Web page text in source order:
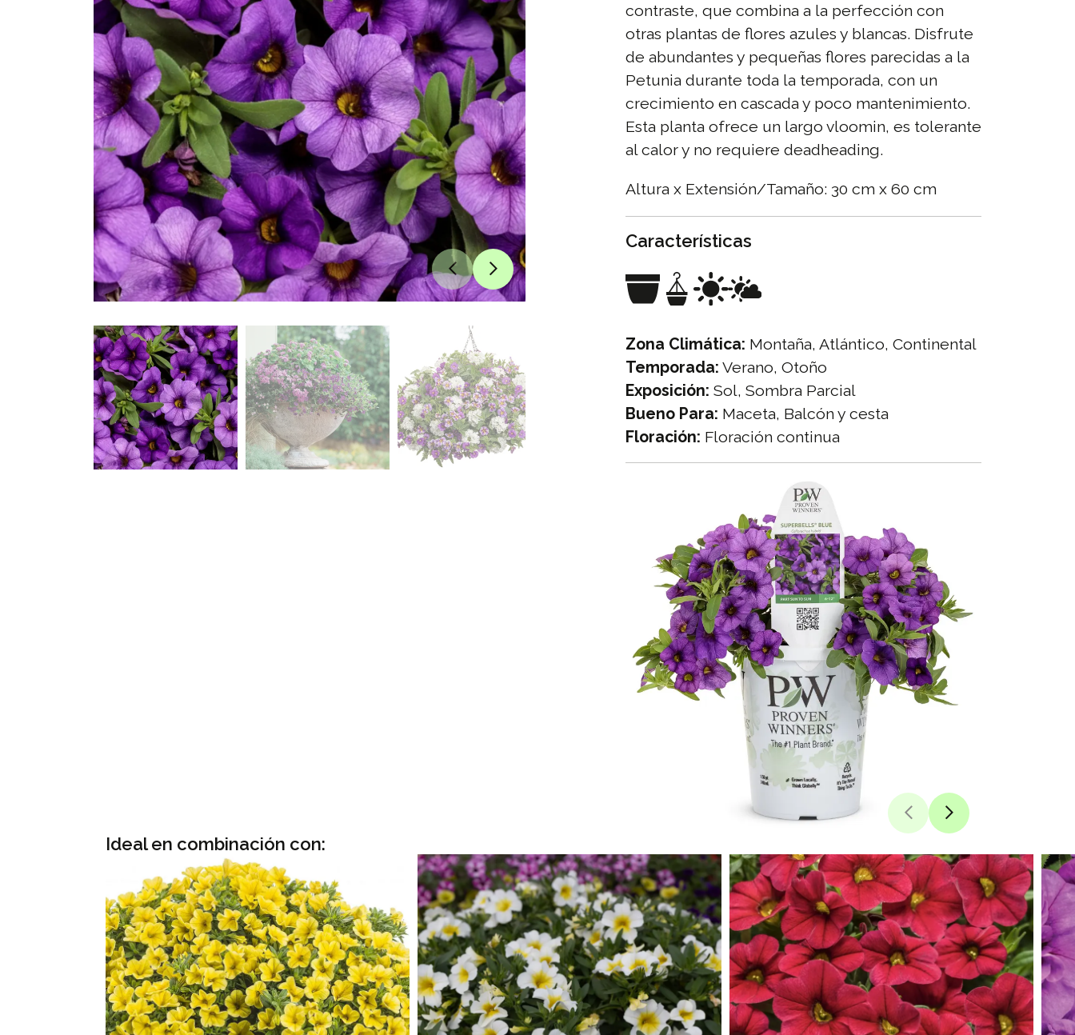
contraste, que combina a la perfección con
otras plantas de flores azules y blancas. Disfrute
de abundantes y pequeñas flores parecidas a la
Petunia durante toda la temporada, con un
crecimiento en cascada y poco mantenimiento.
Esta planta ofrece un largo vloomin, es tolerante
al calor y no requiere deadheading.
Altura x Extensión/Tamaño: 30 cm x 60 cm
Características
Zona Climática: Montaña, Atlántico, Continental
Temporada: Verano, Otoño
Exposición: Sol, Sombra Parcial
Bueno Para: Maceta, Balcón y cesta
Floración: Floración continua
Ideal en combinación con: